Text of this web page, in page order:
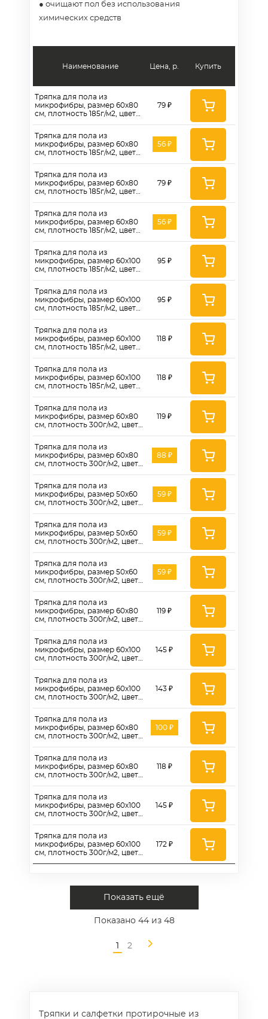
● очищают пол без использования
химических средств
Наименование
Тряпка для пола из
микрофибры, размер 60x80
см, плотность 185г/м2, цвет
Тряпка для пола из
микрофибры, размер 60x80
см, плотность 185г/м2, цвет
Тряпка для пола из
микрофибры, размер 60x80
см, плотность 185г/м2, цвет
Тряпка для пола из
микрофибры, размер 60x80
см, плотность 185г/м2, цвет
Тряпка для пола из
микрофибры, размер 60x100
см, плотность 185г/м2, цвет
Тряпка для пола из
микрофибры, размер 60x100
см, плотность 185г/м2, цвет
Тряпка для пола из
микрофибры, размер 60x100
см, плотность 185г/м2, цвет
Тряпка для пола из
микрофибры, размер 60x100
см, плотность 185г/м2, цвет
Тряпка для пола из
микрофибры, размер 60x80
см, плотность 300г/м2, цвет
Тряпка для пола из
микрофибры, размер 60x80
см, плотность 300г/м2, цвет
Тряпка для пола из
микрофибры, размер 50x60
см, плотность 300г/м2, цвет
Тряпка для пола из
микрофибры, размер 50x60
см, плотность 300г/м2, цвет
Тряпка для пола из
микрофибры, размер 50x60
см, плотность 300г/м2, цвет
Тряпка для пола из
микрофибры, размер 60x80
см, плотность 300г/м2, цвет
Тряпка для пола из
микрофибры, размер 60x100
см, плотность 300г/м2, цвет
Тряпка для пола из
микрофибры, размер 60x100
см, плотность 300г/м2, цвет
Тряпка для пола из
микрофибры, размер 60x80
см, плотность 300г/м2, цвет
Тряпка для пола из
микрофибры, размер 60x80
см, плотность 300г/м2, цвет
Тряпка для пола из
микрофибры, размер 60x100
см, плотность 300г/м2, цвет
Тряпка для пола из
микрофибры, размер 60x100
см, плотность 300г/м2, цвет
Цена, р.
79 ₽
56 ₽
79 ₽
56 ₽
95 ₽
95 ₽
118 ₽
118 ₽
119 ₽
88 ₽
59 ₽
59 ₽
59 ₽
119 ₽
145 ₽
143 ₽
100 ₽
118 ₽
145 ₽
172 ₽
Купить
Показать ещё
Показано 44из 48
2
Тряпки и салфетки протирочные из